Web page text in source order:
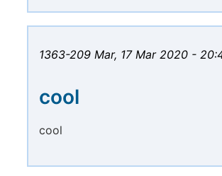
1363-209 Mar, 17 Mar 2020 -
cool
cool